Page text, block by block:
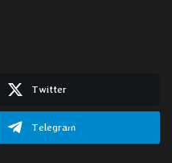
Twitter
Telegram